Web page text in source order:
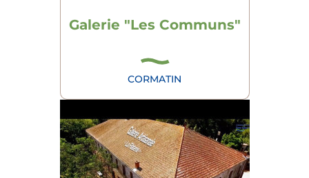
Galerie "Les Communs"
CORMATIN